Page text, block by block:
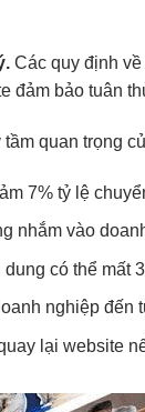
Các quy định
đảm bảo tuân
quan trọng
7% tỷ lệ
nhắm vào
có thể
nghiệp đến
lại website